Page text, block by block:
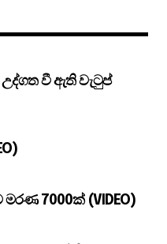
වී ඇති වැටුප්
7000ක් (VIDEO)